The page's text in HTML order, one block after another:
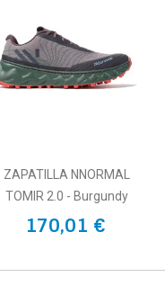
ZAPATILLA NNORMAL
TOMIR 2.0 - Burgundy
170,01 €